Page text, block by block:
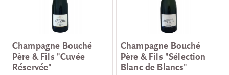
Champagne Bouché
Père & Fils "Cuvée
Réservée"
Champagne Bouché
Père & Fils "Sélection
Blanc de Blancs"